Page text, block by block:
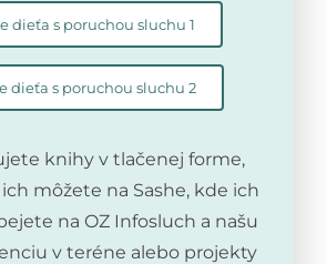
dieťa s poruchou sluchu 1
dieťa s poruchou sluchu 2
knihy v tlačenej forme,
môžete na Sashe, kde ich
na OZ Infosluch a našu
v teréne alebo projekty